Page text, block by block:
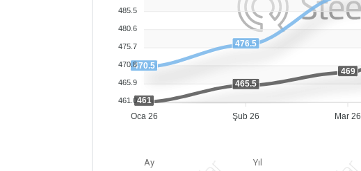
Oca 26 Şub 26 Mar 26
470.5
476.5
461
465.5
469
485.5
480.6
475.7
470.8
465.9
461.0
Ay Yıl